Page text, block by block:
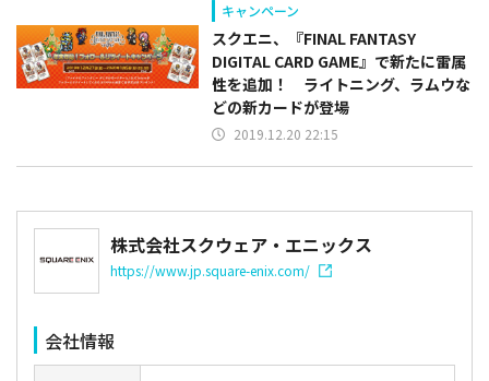
キャンペーン
スクエニ、『FINAL FANTASY
DIGITAL CARD GAME』で新たに雷属
性を追加！ ライトニング、ラムウな
どの新カードが登場
2019.12.20 22:15
株式会社スクウェア・エニックス
https://www.jp.square-enix.com/
会社情報